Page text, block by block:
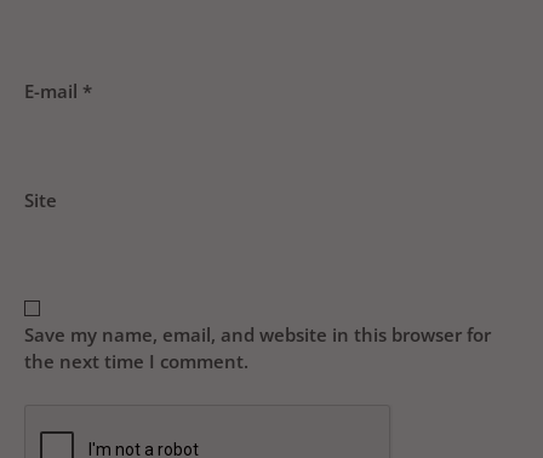
E-mail *
Site
Save my name, email, and website in this browser for
the next time I comment.